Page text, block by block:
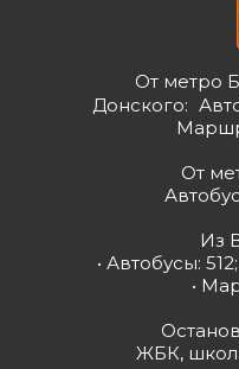
От метро
Донского:
От
Из
• Автобусы:
•
ЖБК,